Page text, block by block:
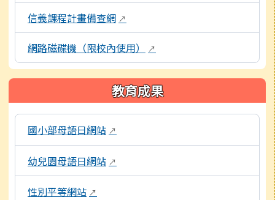
信義課程計畫備查網 ↗
網路磁碟機（限校內使用） ↗
教育成果
以下為校內各專題網站連結，點擊後將另開新視窗開啟網頁
國小部母語日網站 ↗
幼兒園母語日網站 ↗
性別平等網站 ↗